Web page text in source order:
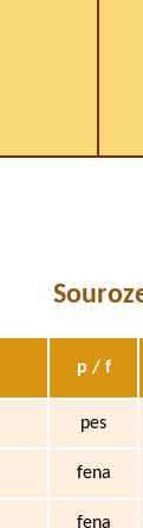
p / f
pes
fena
fena